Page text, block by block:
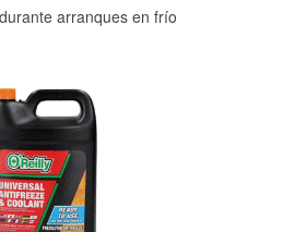
arranques en frío